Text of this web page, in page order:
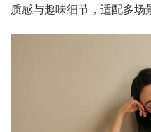
质感与趣味细节，适配多场